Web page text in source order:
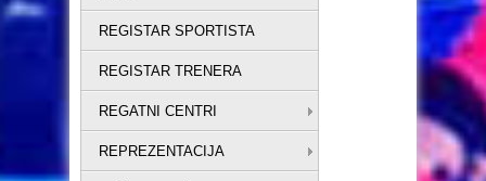
REGISTAR SPORTISTA
REGISTAR TRENERA
REGATNI CENTRI
REPREZENTACIJA